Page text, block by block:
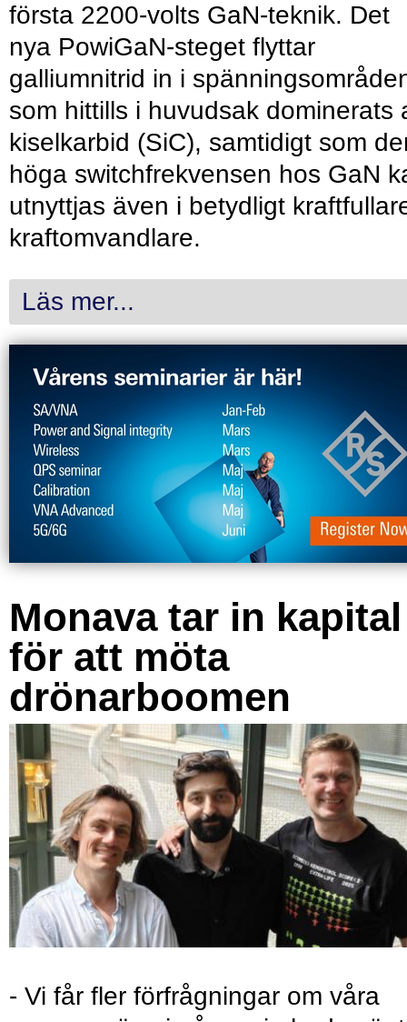
första 2200-volts GaN-teknik. Det
nya PowiGaN-steget flyttar
galliumnitrid in i
som hittills i huvudsak dominerats
kiselkarbid (SiC), samtidigt som
höga switchfrekvensen hos GaN
utnyttjas även i betydligt
kraftomvandlare.
Läs mer...
Monava tar in kapital
för att möta
drönarboomen
- Vi får fler förfrågningar om våra